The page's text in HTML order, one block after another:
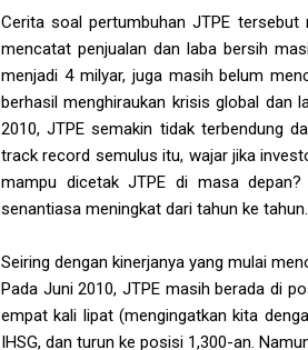
Cerita soal pertumbuhan JTPE tersebut
mencatat penjualan dan laba bersih
menjadi 4 milyar, juga masih belum
berhasil menghiraukan krisis global dan
2010, JTPE semakin tidak terbendung
track record semulus itu, wajar jika
mampu dicetak JTPE di masa
senantiasa meningkat dari tahun ke
Seiring dengan kinerjanya yang mulai
Pada Juni 2010, JTPE masih berada di
empat kali lipat (mengingatkan kita
IHSG, dan turun ke posisi 1,300-an.